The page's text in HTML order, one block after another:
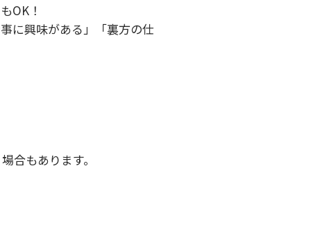
OK！
に興味がある」「裏方の仕
合もあります。